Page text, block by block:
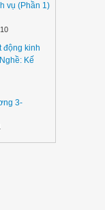
vụ (Phần 1)
động kinh
Kế
3-